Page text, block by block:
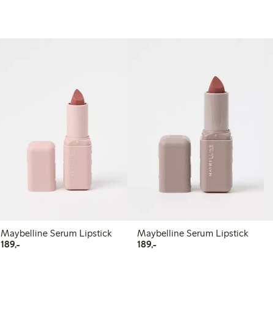
Maybelline Serum Lipstick
189,-189,00 kr
Maybelline Serum Lipstick
189,-189,00 kr